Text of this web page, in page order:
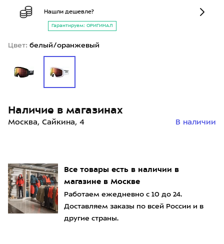
Все товары есть в наличии в
магазине в Москве
Работаем ежедневно с 10 до 24.
Доставляем заказы по всей России и в
другие страны.
Нашли дешевле?
Гарантируем: ОРИГИНАЛ
Цвет: белый/оранжевый
Наличие в магазинах
Москва, Сайкина, 4 В наличии